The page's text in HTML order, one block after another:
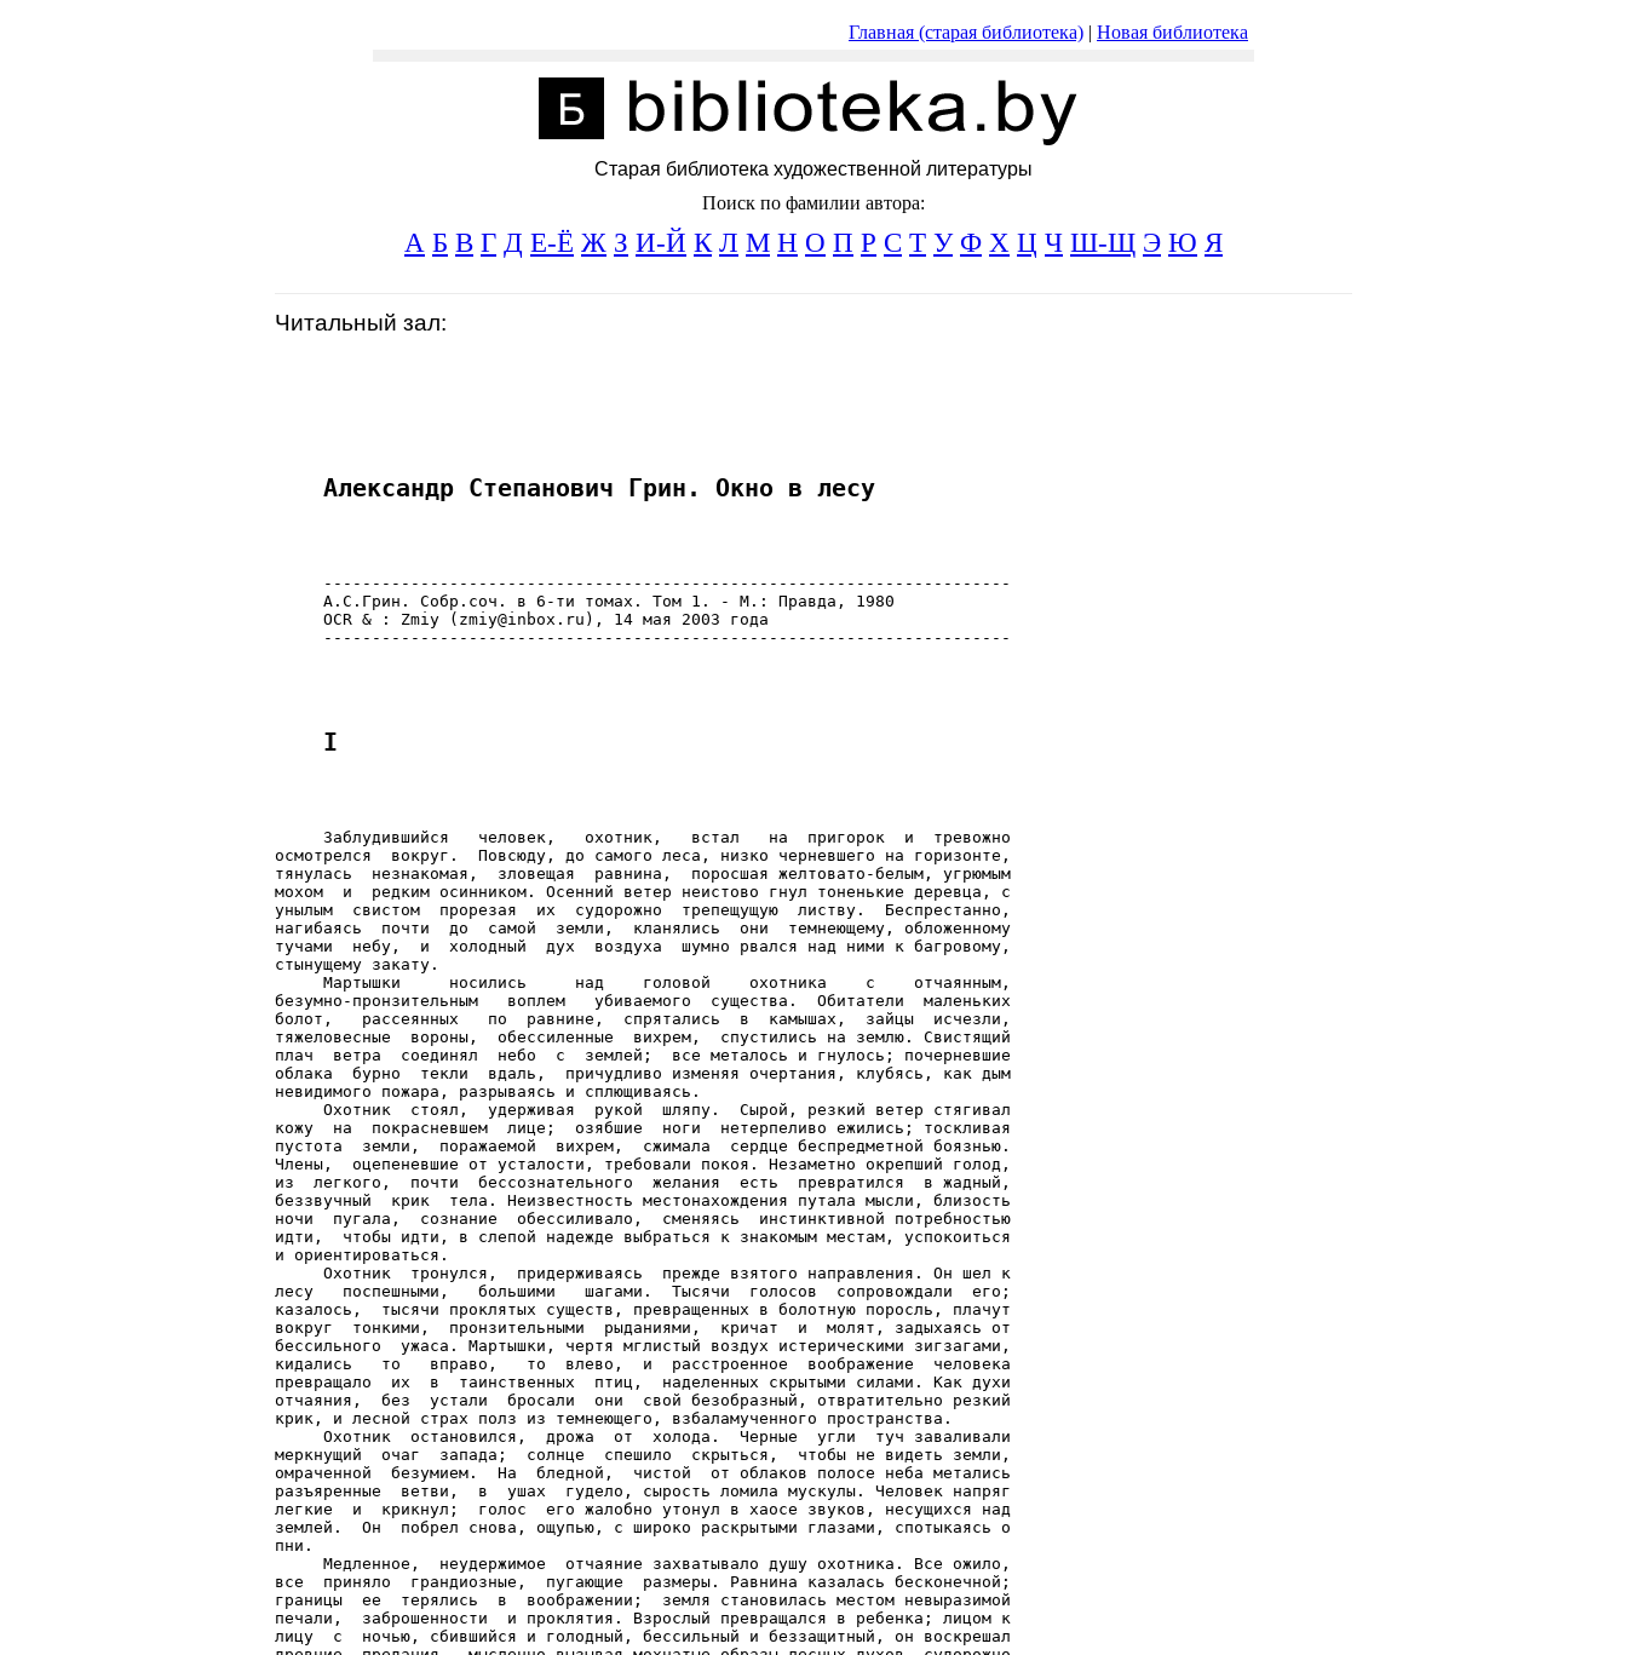
Главная (старая библиотека) | Новая библиотека
Старая библиотека художественной литературы
Поиск по фамилии автора:
А Б В Г Д Е-Ё Ж З И-Й К Л М Н О П Р С Т У Ф Х Ц Ч Ш-Щ Э Ю Я
Читальный зал:
     -----------------------------------------------------------------------
     А.С.Грин. Собр.соч. в 6-ти томах. Том 1. - М.: Правда, 1980
     OCR & : Zmiy (zmiy@inbox.ru), 14 мая 2003 года
     Заблудившийся   человек,   охотник,   встал   на  пригорок  и  тревожно
осмотрелся  вокруг.  Повсюду, до самого леса, низко черневшего на горизонте,
тянулась  незнакомая,  зловещая  равнина,  поросшая желтовато-белым, угрюмым
мохом  и  редким осинником. Осенний ветер неистово гнул тоненькие деревца, с
унылым  свистом  прорезая  их  судорожно  трепещущую  листву.  Беспрестанно,
нагибаясь  почти  до  самой  земли,  кланялись  они  темнеющему, обложенному
тучами  небу,  и  холодный  дух  воздуха  шумно рвался над ними к багровому,
стынущему закату.
     Мартышки     носились     над    головой    охотника    с    отчаянным,
безумно-пронзительным   воплем   убиваемого  существа.  Обитатели  маленьких
болот,   рассеянных   по  равнине,  спрятались  в  камышах,  зайцы  исчезли,
тяжеловесные  вороны,  обессиленные  вихрем,  спустились на землю. Свистящий
плач  ветра  соединял  небо  с  землей;  все металось и гнулось; почерневшие
облака  бурно  текли  вдаль,  причудливо изменяя очертания, клубясь, как дым
невидимого пожара, разрываясь и сплющиваясь.
     Охотник  стоял,  удерживая  рукой  шляпу.  Сырой, резкий ветер стягивал
кожу  на  покрасневшем  лице;  озябшие  ноги  нетерпеливо ежились; тоскливая
пустота  земли,  поражаемой  вихрем,  сжимала  сердце беспредметной боязнью.
Члены,  оцепеневшие от усталости, требовали покоя. Незаметно окрепший голод,
из  легкого,  почти  бессознательного  желания  есть  превратился  в жадный,
беззвучный  крик  тела. Неизвестность местонахождения путала мысли, близость
ночи  пугала,  сознание  обессиливало,  сменяясь  инстинктивной потребностью
идти,  чтобы идти, в слепой надежде выбраться к знакомым местам, успокоиться
и ориентироваться.
     Охотник  тронулся,  придерживаясь  прежде взятого направления. Он шел к
лесу   поспешными,   большими   шагами.  Тысячи  голосов  сопровождали  его;
казалось,  тысячи проклятых существ, превращенных в болотную поросль, плачут
вокруг  тонкими,  пронзительными  рыданиями,  кричат  и  молят, задыхаясь от
бессильного  ужаса. Мартышки, чертя мглистый воздух истерическими зигзагами,
кидались   то   вправо,   то  влево,  и  расстроенное  воображение  человека
превращало  их  в  таинственных  птиц,  наделенных скрытыми силами. Как духи
отчаяния,  без  устали  бросали  они  свой безобразный, отвратительно резкий
крик, и лесной страх полз из темнеющего, взбаламученного пространства.
     Охотник  остановился,  дрожа  от  холода.  Черные  угли  туч заваливали
меркнущий  очаг  запада;  солнце  спешило  скрыться,  чтобы не видеть земли,
омраченной  безумием.  На  бледной,  чистой  от облаков полосе неба метались
разъяренные  ветви,  в  ушах  гудело, сырость ломила мускулы. Человек напряг
легкие  и  крикнул;  голос  его жалобно утонул в хаосе звуков, несущихся над
землей.  Он  побрел снова, ощупью, с широко раскрытыми глазами, спотыкаясь о
пни.
     Медленное,  неудержимое  отчаяние захватывало душу охотника. Все ожило,
все  приняло  грандиозные,  пугающие  размеры. Равнина казалась бесконечной;
границы  ее  терялись  в  воображении;  земля становилась местом невыразимой
печали,  заброшенности  и проклятия. Взрослый превращался в ребенка; лицом к
лицу  с  ночью, сбившийся и голодный, бессильный и беззащитный, он воскрешал